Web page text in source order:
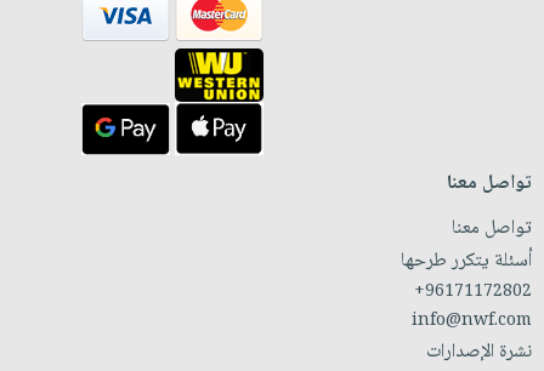
تواصل معنا
تواصل معنا
أسئلة يتكرر طرحها
+96171172802
info@nwf.com
نشرة الإصدارات